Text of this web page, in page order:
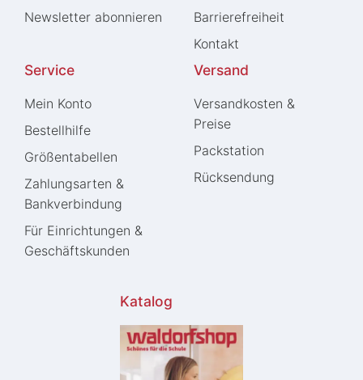
Newsletter abonnieren
Barrierefreiheit
Kontakt
Service
Mein Konto
Bestellhilfe
Größentabellen
Zahlungsarten &
Bankverbindung
Für Einrichtungen &
Geschäftskunden
Versand
Versandkosten &
Preise
Packstation
Rücksendung
Katalog